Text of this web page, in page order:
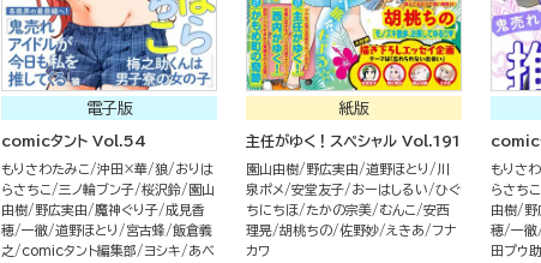
電子版
comicタント Vol.54
もりさわたみこ 沖田×華 狼
おりは
らさちこ
三ノ輪ブン子 桜沢鈴
園山
由樹
野広実由 魔神ぐり子 成見香
穂 一徹 道野ほとり 宮古蜂
飯倉義
之
comicタント編集部 ヨシキ
あべ
紙版
主任がゆく！スペシャル Vol.191
園山由樹 野広実由 道野ほとり
川
泉ポメ
安堂友子 おーはしるい
ひぐ
ちにちほ
たかの宗美 むんこ
安西
理晃 胡桃ちの 佐野妙 えきあ
フナ
カワ
comic
もりさ
らさちこ
由樹
野
穂 一徹
田プウ助